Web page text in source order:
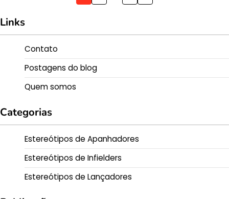
pagination
Links
Contato
Postagens do blog
Quem somos
Categorias
Estereótipos de Apanhadores
Estereótipos de Infielders
Estereótipos de Lançadores